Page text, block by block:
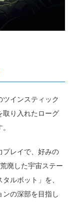
ツインスティック
取り入れたローグ
プレイで、好みの
廃した宇宙ステー
ルボット」を、
の深部を目指し